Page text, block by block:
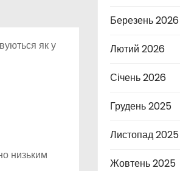
як у
низьким
Березень 2026
Лютий 2026
Січень 2026
Грудень 2025
Листопад 2025
Жовтень 2025